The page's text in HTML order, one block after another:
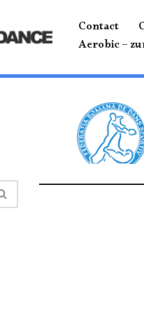
Contact
Aerobic –